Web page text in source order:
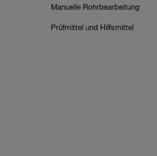
Manuelle Rohrbearbeitung
Prüfmittel und Hilfsmittel